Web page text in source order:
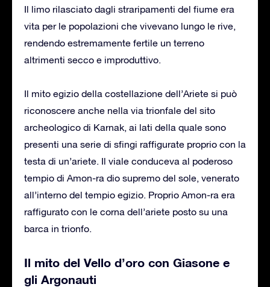
Il limo rilasciato dagli straripamenti del fiume era
vita per le popolazioni che vivevano lungo le rive,
rendendo estremamente fertile un terreno
altrimenti secco e improduttivo.
Il mito egizio della costellazione dell’Ariete si può
riconoscere anche nella via trionfale del sito
archeologico di Karnak, ai lati della quale sono
presenti una serie di sfingi raffigurate proprio con la
testa di un’ariete. Il viale conduceva al poderoso
tempio di Amon-ra dio supremo del sole, venerato
all’interno del tempio egizio. Proprio Amon-ra era
raffigurato con le corna dell’ariete posto su una
barca in trionfo.
Il mito del Vello d’oro con Giasone e
gli Argonauti